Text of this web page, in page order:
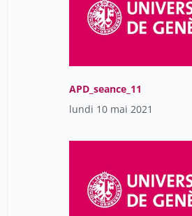
APD_seance_11
lundi 10 mai 2021